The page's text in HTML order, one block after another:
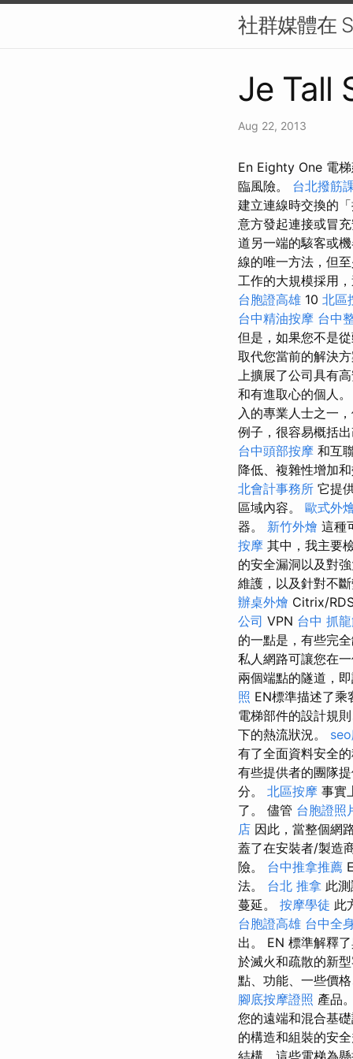
社群媒體在
Je Tall
Aug 22, 2013
En Eighty One 電
臨風險。 台北撥筋
建立連線時交換的
意方發起連接或冒
道另一端的駭客或
線的唯一方法，但
工作的大規模採用
台胞證高雄 10 北區
台中精油按摩 台中
但是，如果您不是
取代您當前的解決
上擴展了公司具有
和有進取心的個人
入的專業人士之一
例子，很容易概括
台中頭部按摩 和互
降低、複雜性增加
北會計事務所 它提
區域內容。 歐式外
器。 新竹外燴 這種
按摩 其中，我主要
的安全漏洞以及對
維護，以及針對不
辦桌外燴 Citrix/
公司 VPN 台中 抓
的一點是，有些完
私人網路可讓您在
兩個端點的隧道，
照 EN標準描述了乘
電梯部件的設計規
下的熱流狀況。
有了全面資料安全
有些提供者的團隊
分。 北區按摩 事實
了。 儘管 台胞證照
店 因此，當整個網
蓋了在安裝者/製造
險。 台中推拿推薦
法。 台北 推拿 此
蔓延。 按摩學徒 此
台胞證高雄 台中全
出。 EN 標準解釋
於滅火和疏散的新
點、功能、一些價
腳底按摩證照 產品
您的遠端和混合基
的構造和組裝的安
結構，這些電梯為